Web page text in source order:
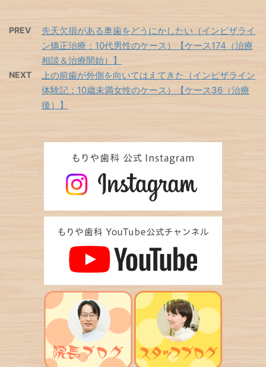
PREV
先天欠損がある奥歯をどうにかしたい（インビザライ
ン矯正治療：10代男性のケース）【ケース174（治療
相談＆治療開始）】
NEXT
上の前歯が外側を向いてはえてきた（インビザライン
体験記：10歳未満女性のケース）【ケース36（治療
後）】